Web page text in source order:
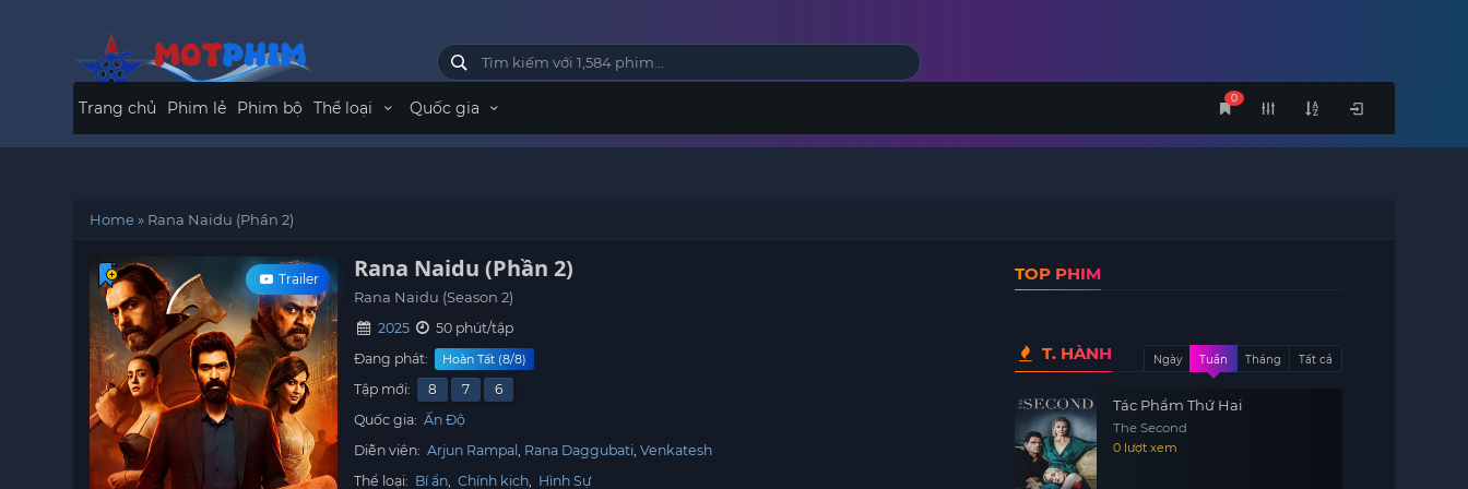
0
Trang chủ Phim lẻ Phim bộ Thể loại Quốc gia
Home» Rana Naidu (Phần 2)
Trailer Rana Naidu (Phần 2)
Rana Naidu (Season 2)
2025
50 phút/tập
Đang phát:
Hoàn Tất (8/8)
Tập mới: 8 7
6
Quốc gia: Ấn Độ
Diễn viên: Arjun Rampal Rana Daggubati Venkatesh
Thể loại: Bí ẩn, Chính kịch, Hình Sự
TOP PHIM
T. HÀNH Ngày Tuần Tháng Tất cả
Tác Phẩm Thứ Hai
The Second
0 lượt xem